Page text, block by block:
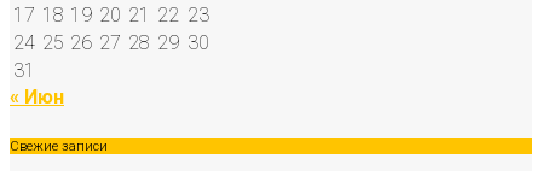
17 18 19 20 21 22 23
24 25 26 27 28 29 30
31
« Июн
Свежие записи